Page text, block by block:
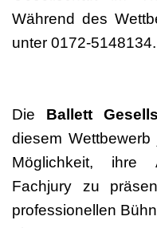
Während des
unter 0172-5148134.
Die Ballett
diesem
Möglichkeit, ihre
Fachjury zu
professionellen